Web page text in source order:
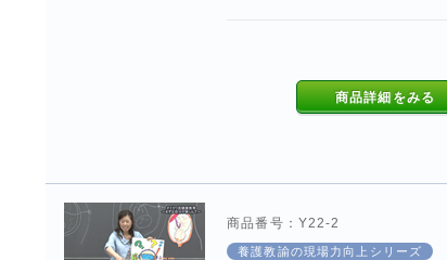
商品詳細をみる
商品番号：Y22-2
養護教諭の現場力向上シリーズ